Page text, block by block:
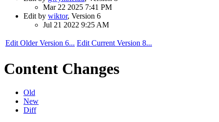
Mar 22 2025 7:41 PM
Edit by wiktor, Version 6
Jul 21 2022 9:25 AM
Edit Older Version 6... Edit Current Version 8...
Content Changes
Old
New
Diff